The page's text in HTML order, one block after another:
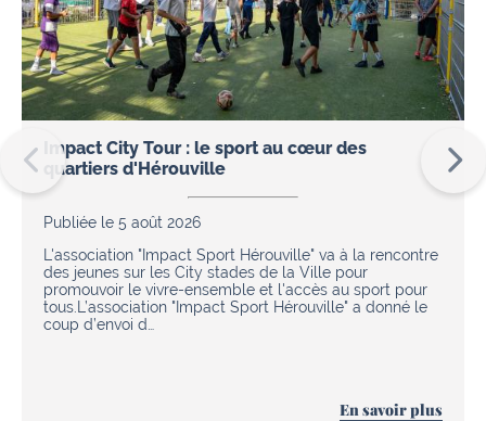
Impact City Tour : le sport au cœur des
quartiers d'Hérouville
Publiée le 5 août 2026
L'association "Impact Sport Hérouville" va à la rencontre
des jeunes sur les City stades de la Ville pour
promouvoir le vivre-ensemble et l'accès au sport pour
tous.L’association "Impact Sport Hérouville" a donné le
coup d’envoi d…
En savoir plus